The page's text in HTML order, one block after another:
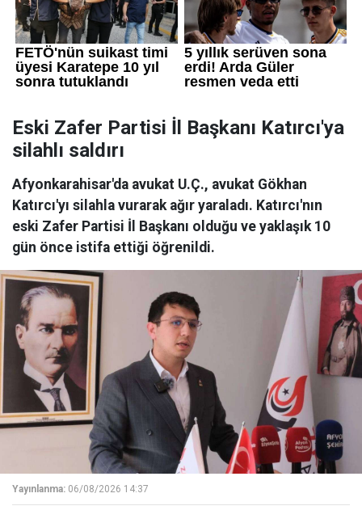
Eski Zafer Partisi İl Başkanı Katırcı'ya
silahlı saldırı
Afyonkarahisar'da avukat U.Ç., avukat Gökhan
Katırcı'yı silahla vurarak ağır yaraladı. Katırcı'nın
eski Zafer Partisi İl Başkanı olduğu ve yaklaşık 10
gün önce istifa ettiği öğrenildi.
Yayınlanma: 06/08/2026 14:37